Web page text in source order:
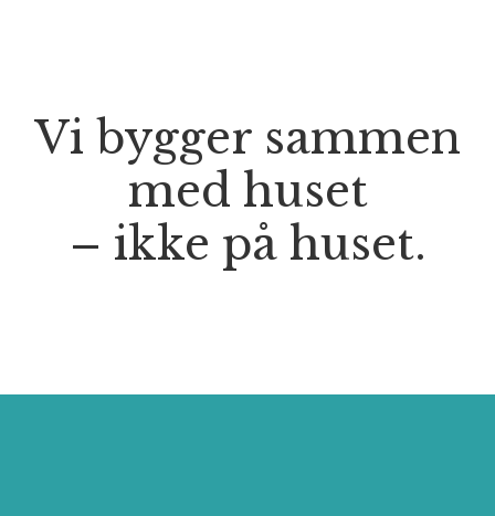
Vi bygger sammen
med huset
– ikke på huset.